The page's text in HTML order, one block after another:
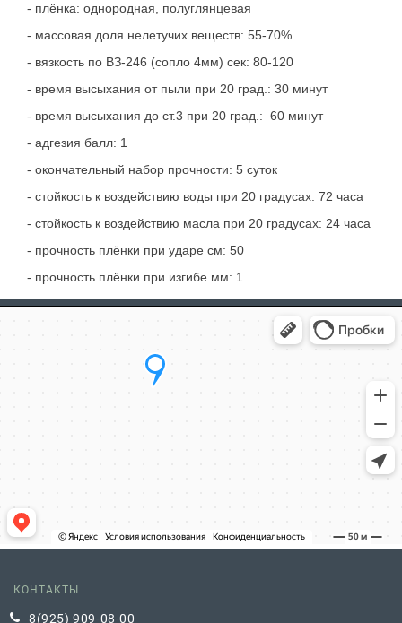
- плёнка: однородная, полуглянцевая
- массовая доля нелетучих веществ: 55-70%
- вязкость по ВЗ-246 (сопло 4мм) сек: 80-120
- время высыхания от пыли при 20 град.: 30 минут
- время высыхания до ст.3 при 20 град.: 60 минут
- адгезия балл: 1
- окончательный набор прочности: 5 суток
- стойкость к воздействию воды при 20 градусах: 72 часа
- стойкость к воздействию масла при 20 градусах: 24 часа
- прочность плёнки при ударе см: 50
- прочность плёнки при изгибе мм: 1
КОНТАКТЫ
8(925) 909-08-00